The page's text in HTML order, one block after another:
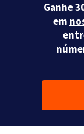
Ganhe
em